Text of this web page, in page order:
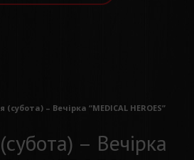
(субота) – Вечiрка “MEDICAL HEROES”
– Вечiрка